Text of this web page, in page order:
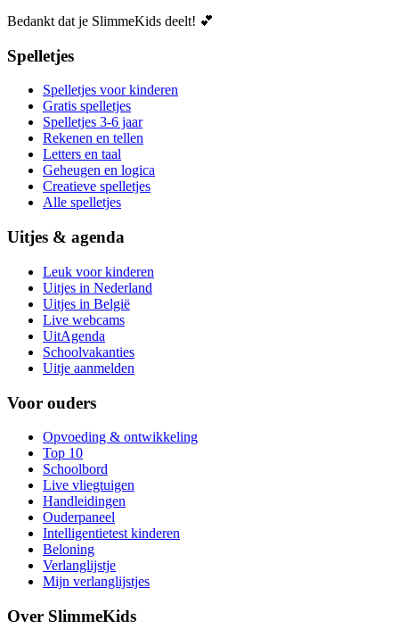
Bedankt dat je SlimmeKids deelt! 💕
Spelletjes
Spelletjes voor kinderen
Gratis spelletjes
Spelletjes 3-6 jaar
Rekenen en tellen
Letters en taal
Geheugen en logica
Creatieve spelletjes
Alle spelletjes
Uitjes & agenda
Leuk voor kinderen
Uitjes in Nederland
Uitjes in België
Live webcams
UitAgenda
Schoolvakanties
Uitje aanmelden
Voor ouders
Opvoeding & ontwikkeling
Top 10
Schoolbord
Live vliegtuigen
Handleidingen
Ouderpaneel
Intelligentietest kinderen
Beloning
Verlanglijstje
Mijn verlanglijstjes
Over SlimmeKids